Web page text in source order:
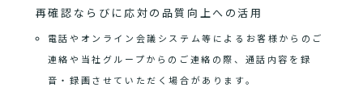
再確認ならびに応対の品質向上への活用
電話やオンライン会議システム等によるお客様からのご
連絡や当社グループからのご連絡の際、通話内容を録
音・録画させていただく場合があります。